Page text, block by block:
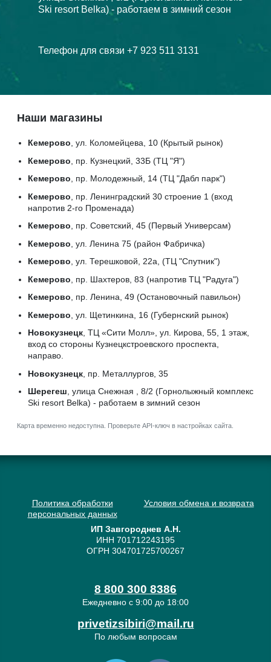
Наши магазины
Кемерово, ул. Коломейцева, 10 (Крытый рынок)
Кемерово , пр. Кузнецкий, 33Б (ТЦ "Я")
Кемерово, пр. Молодежный, 14 (ТЦ "Дабл парк")
Кемерово , пр. Ленинградский 30 строение 1 (вход
напротив 2-го Променада)
Кемерово, пр. Советский, 45 (Первый Универсам)
Кемерово , ул. Ленина 75 (район Фабричка)
Кемерово, ул. Терешковой, 22а, (ТЦ "Спутник")
Кемерово , пр. Шахтеров, 83 (напротив ТЦ "Радуга")
Кемерово, пр. Ленина, 49 (Остановочный павильон)
Кемерово , ул. Щетинкина, 16 (Губернский рынок)
Новокузнецк, ТЦ «Сити Молл», ул. Кирова, 55, 1 этаж,
вход со стороны Кузнецкстроевского проспекта,
направо.
Новокузнецк, пр. Металлургов, 35
Шерегеш, улица Снежная , 8/2 (Горнолыжный комплекс
Ski resort Belka) - работаем в зимний сезон
Карта временно недоступна. Проверьте API-ключ в настройках сайта.
Ski resort Belka) - работаем в зимний сезон
Телефон для связи +7 923 511 3131
Политика обработки
персональных данных
Условия обмена и возврата
ИП Завгороднев А.Н.
ИНН 701712243195
ОГРН 304701725700267
8 800 300 8386
Ежедневно с 9:00 до 18:00
privetizsibiri@mail.ru
По любым вопросам